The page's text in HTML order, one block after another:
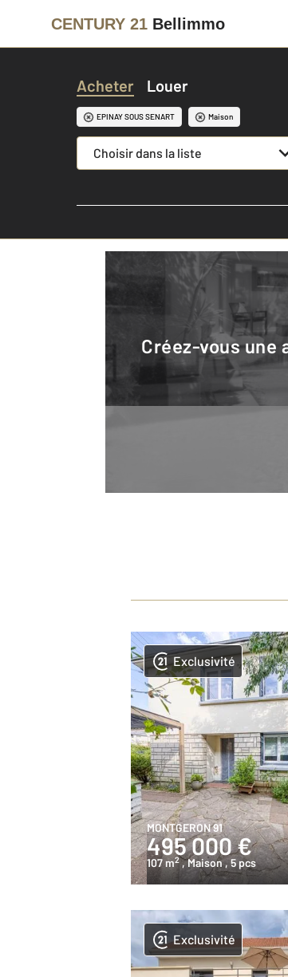
CENTURY 21 Bellimmo
Acheter Louer
EPINAY SOUS SENART Maison
Choisir dans la liste
Créez-vous une alerte mail pour être averti quand une annonce est en ligne et consultez la
Exclusivité
MONTGERON 91
495 000 €
107 m2 , Maison, 5 pcs
Exclusivité